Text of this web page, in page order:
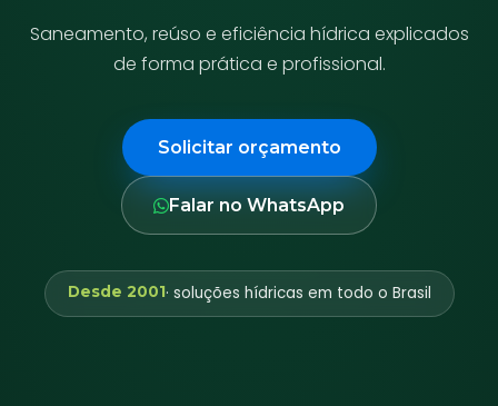
Saneamento, reúso e eficiência hídrica explicados
de forma prática e profissional.
Solicitar orçamento
Falar no WhatsApp
Desde 2001· soluções hídricas em todo o Brasil